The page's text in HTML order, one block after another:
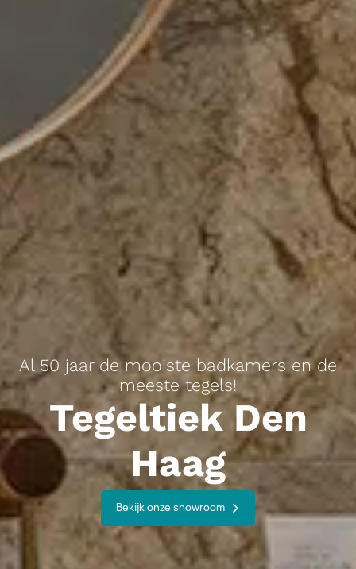
Al 50 jaar de mooiste badkamers en de
meeste tegels!
Tegeltiek Den
Haag
Bekijk onze showroom